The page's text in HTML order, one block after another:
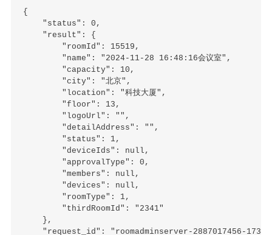
{
    "status": 0,
    "result": {
        "roomId": 15519,
        "name": "2024-11-28 16:48:16会议室",
        "capacity": 10,
        "city": "北京",
        "location": "科技大厦",
        "floor": 13,
        "logoUrl": "",
        "detailAddress": "",
        "status": 1,
        "deviceIds": null,
        "approvalType": 0,
        "members": null,
        "devices": null,
        "roomType": 1,
        "thirdRoomId": "2341"
    },
"request_id": "roomadminserver-2887017456-